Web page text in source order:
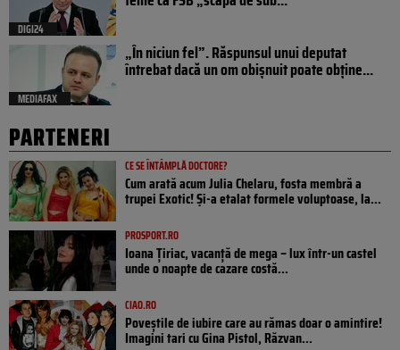
DIGI24
MEDIAFAX
„În niciun fel”. Răspunsul unui deputat
întrebat dacă un om obișnuit poate obține...
PARTENERI
CE SE ÎNTÂMPLĂ DOCTORE?
Cum arată acum Julia Chelaru, fosta membră a
trupei Exotic! Și-a etalat formele voluptoase, la...
PROSPORT.RO
Ioana Țiriac, vacanță de mega – lux într-un castel
unde o noapte de cazare costă...
CIAO.RO
Poveştile de iubire care au rămas doar o amintire!
Imagini tari cu Gina Pistol, Răzvan...